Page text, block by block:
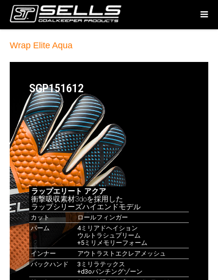
Wrap Elite Aqua
SGP151612
ラップエリート アクア
衝撃吸収素材3doを採用した
ラップシリーズハイエンドモデル
カット
ロールフィンガー
パーム
4ミリアドヘイション
ウルトラシュプリーム
+5ミリメモリーフォーム
インナー
アウトラストエクレアメッシュ
バックハンド
3ミリラテックス
+d3oパンチングゾーン